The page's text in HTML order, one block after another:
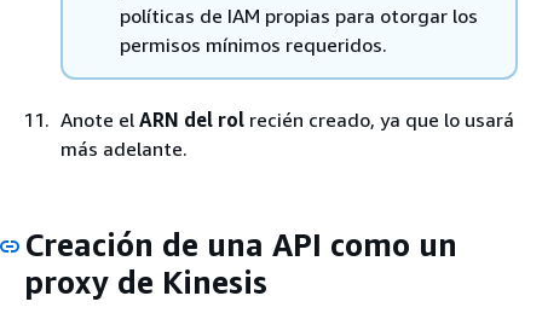
políticas de IAM propias para otorgar los
permisos mínimos requeridos.
Anote el ARN del rol recién creado, ya que lo usará
más adelante.
Creación de una API como un
proxy de Kinesis